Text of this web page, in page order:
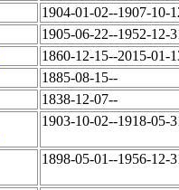
1904-01-02--1907-10-
1905-06-22--1952-12-
1860-12-15--2015-01-
1885-08-15--
1838-12-07--
1903-10-02--1918-05-
1898-05-01--1956-12-